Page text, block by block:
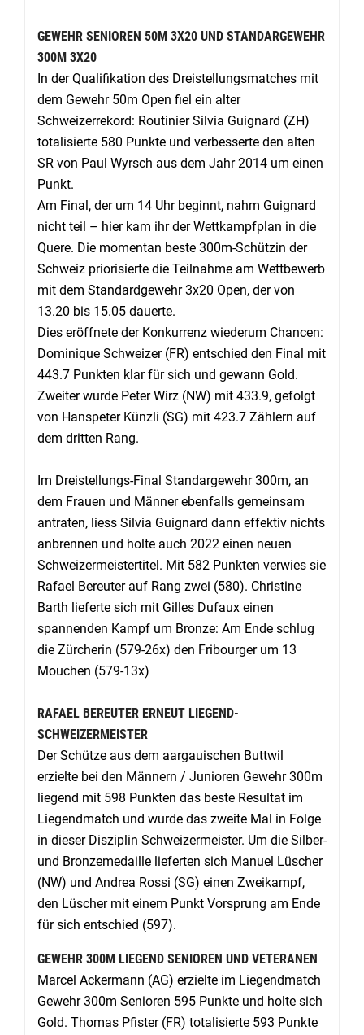
GEWEHR SENIOREN 50M 3X20 UND STANDARGEWEHR
300M 3X20
In der Qualifikation des Dreistellungsmatches mit
dem Gewehr 50m Open fiel ein alter
Schweizerrekord: Routinier Silvia Guignard (ZH)
totalisierte 580 Punkte und verbesserte den alten
SR von Paul Wyrsch aus dem Jahr 2014 um einen
Punkt.
Am Final, der um 14 Uhr beginnt, nahm Guignard
nicht teil – hier kam ihr der Wettkampfplan in die
Quere. Die momentan beste 300m-Schützin der
Schweiz priorisierte die Teilnahme am Wettbewerb
mit dem Standardgewehr 3x20 Open, der von
13.20 bis 15.05 dauerte.
Dies eröffnete der Konkurrenz wiederum Chancen:
Dominique Schweizer (FR) entschied den Final mit
443.7 Punkten klar für sich und gewann Gold.
Zweiter wurde Peter Wirz (NW) mit 433.9, gefolgt
von Hanspeter Künzli (SG) mit 423.7 Zählern auf
dem dritten Rang.
Im Dreistellungs-Final Standargewehr 300m, an
dem Frauen und Männer ebenfalls gemeinsam
antraten, liess Silvia Guignard dann effektiv nichts
anbrennen und holte auch 2022 einen neuen
Schweizermeistertitel. Mit 582 Punkten verwies sie
Rafael Bereuter auf Rang zwei (580). Christine
Barth lieferte sich mit Gilles Dufaux einen
spannenden Kampf um Bronze: Am Ende schlug
die Zürcherin (579-26x) den Fribourger um 13
Mouchen (579-13x)
RAFAEL BEREUTER ERNEUT LIEGEND-
SCHWEIZERMEISTER
Der Schütze aus dem aargauischen Buttwil
erzielte bei den Männern / Junioren Gewehr 300m
liegend mit 598 Punkten das beste Resultat im
Liegendmatch und wurde das zweite Mal in Folge
in dieser Disziplin Schweizermeister. Um die Silber-
und Bronzemedaille lieferten sich Manuel Lüscher
(NW) und Andrea Rossi (SG) einen Zweikampf,
den Lüscher mit einem Punkt Vorsprung am Ende
für sich entschied (597).
GEWEHR 300M LIEGEND SENIOREN UND VETERANEN
Marcel Ackermann (AG) erzielte im Liegendmatch
Gewehr 300m Senioren 595 Punkte und holte sich
Gold. Thomas Pfister (FR) totalisierte 593 Punkte